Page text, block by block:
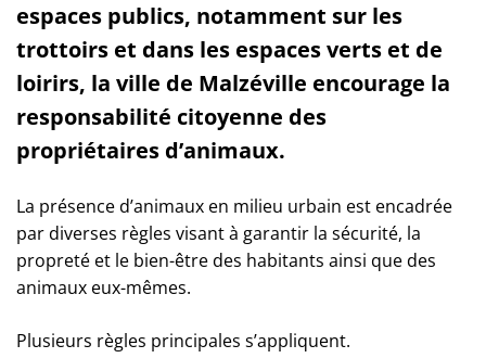
espaces publics, notamment sur les
trottoirs et dans les espaces verts et de
loirirs, la ville de Malzéville encourage la
responsabilité citoyenne des
propriétaires d’animaux.
La présence d’animaux en milieu urbain est encadrée
par diverses règles visant à garantir la sécurité, la
propreté et le bien-être des habitants ainsi que des
animaux eux-mêmes.
Plusieurs règles principales s’appliquent.